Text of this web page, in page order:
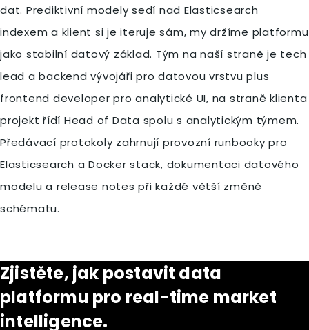
dat. Prediktivní modely sedí nad Elasticsearch
indexem a klient si je iteruje sám, my držíme platformu
jako stabilní datový základ. Tým na naší straně je tech
lead a backend vývojáři pro datovou vrstvu plus
frontend developer pro analytické UI, na straně klienta
projekt řídí Head of Data spolu s analytickým týmem.
Předávací protokoly zahrnují provozní runbooky pro
Elasticsearch a Docker stack, dokumentaci datového
modelu a release notes při každé větší změně
schématu.
Zjistěte, jak postavit data
platformu pro real-time market
intelligence.